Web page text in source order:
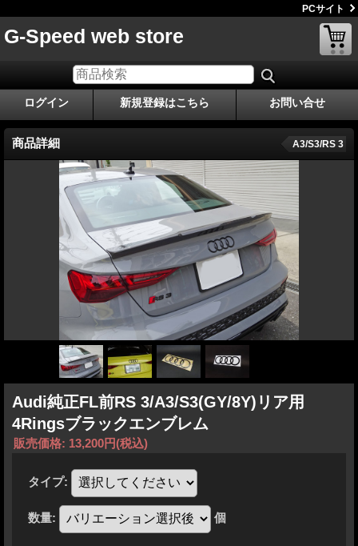
PCサイト
G-Speed web store
ログイン 新規登録はこちら お問い合せ
商品詳細 A3/S3/RS 3
Audi純正FL前RS 3/A3/S3(GY/8Y)リア用
4Ringsブラックエンブレム
販売価格: 13,200円(税込)
タイプ:
数量: 個